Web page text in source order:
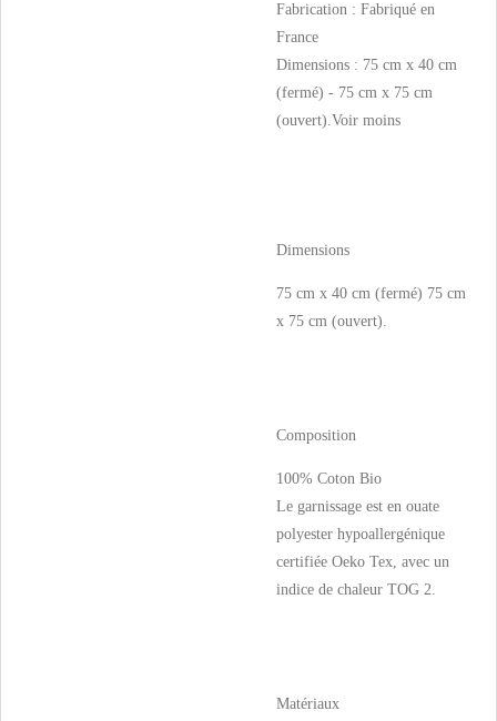
Fabrication : Fabriqué en
France
Dimensions : 75 cm x 40 cm
(fermé) - 75 cm x 75 cm
(ouvert).Voir moins
Dimensions
75 cm x 40 cm (fermé) 75 cm
x 75 cm (ouvert).
Composition
100% Coton Bio
Le garnissage est en ouate
polyester hypoallergénique
certifiée Oeko Tex, avec un
indice de chaleur TOG 2.
Matériaux